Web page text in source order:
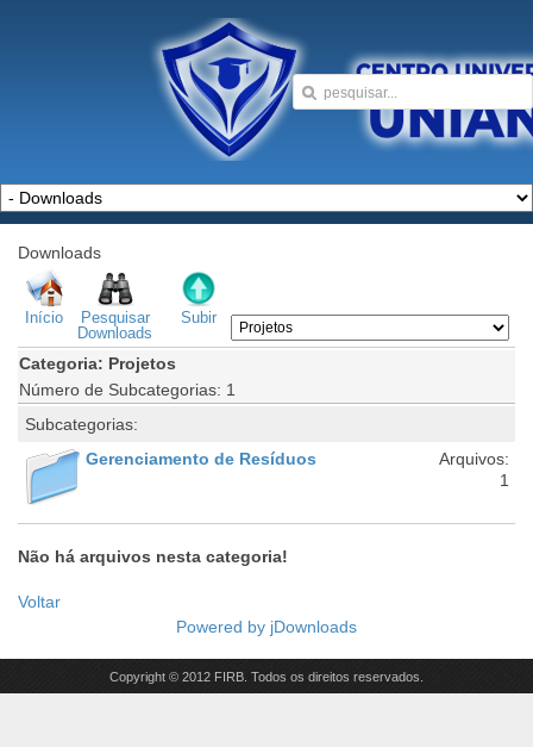
Downloads
Início
Pesquisar
Downloads
Subir
Categoria: Projetos
Número de Subcategorias: 1
Subcategorias:
Gerenciamento de Resíduos
Arquivos:
1
Não há arquivos nesta categoria!
Voltar
Powered by jDownloads
Copyright © 2012 FIRB. Todos os direitos reservados.